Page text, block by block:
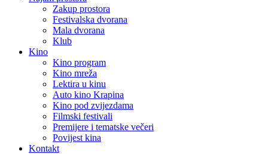
Zakup prostora
Festivalska dvorana
Mala dvorana
Klub
Kino
Kino program
Kino mreža
Lektira u kinu
Auto kino Krapina
Kino pod zvijezdama
Filmski festivali
Premijere i tematske večeri
Povijest kina
Kontakt